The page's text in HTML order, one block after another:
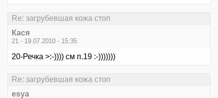
Re: загрубевшая кожа стоп
Кася
21 - 19.07.2010 - 15:35
20-Речка >:-)))) см п.19 :-)))))))
Re: загрубевшая кожа стоп
esya